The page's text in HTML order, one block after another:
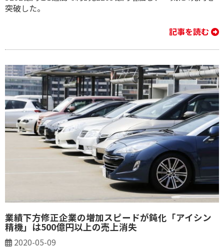
突破した。
記事を読む
業績下方修正企業の増加スピードが鈍化「アイシン
精機」は500億円以上の売上消失
2020-05-09